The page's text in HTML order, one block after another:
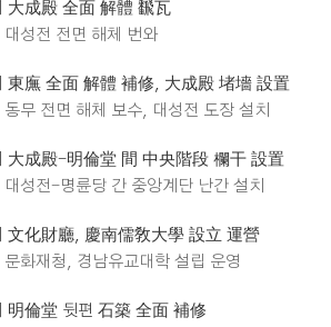
大成殿 全面 解體 飜瓦
성전 전면 해체 번와
東廡 全面 解體 補修, 大成殿 堵墻 設置
무 전면 해체 보수, 대성전 도장 설치
大成殿-明倫堂 間 中央階段 欄干 設置
성전-명륜당 간 중앙계단 난간 설치
文化財廳, 慶南儒敎大學 設立 運營
화재청, 경남유교대학 설립 운영
明倫堂 뒷편 石築 全面 補修